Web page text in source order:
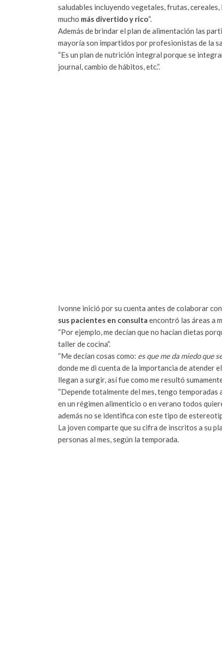
saludables incluyendo vegetales, frutas,
mucho más divertido y rico“.
Además de brindar el plan de alimentación las
mayoría son impartidos por profesionistas de la
“Es un plan de nutrición integral porque se
journal, cambio de hábitos, etc.”.
Ivonne inició por su cuenta antes de colaborar
sus pacientes en consulta encontró las áreas a
“Por ejemplo, me decían que no hacían dietas
taller de cocina”.
“Me decían cosas como: es que me da miedo que
donde me di cuenta de la importancia de atender
llegan a surgir, así fue como me resultó
“Depende totalmente del mes, tengo
en un régimen alimenticio o en verano todos
además no se identifica con este tipo de
La joven comparte que su cifra de inscritos a su
personas al mes, según la temporada.